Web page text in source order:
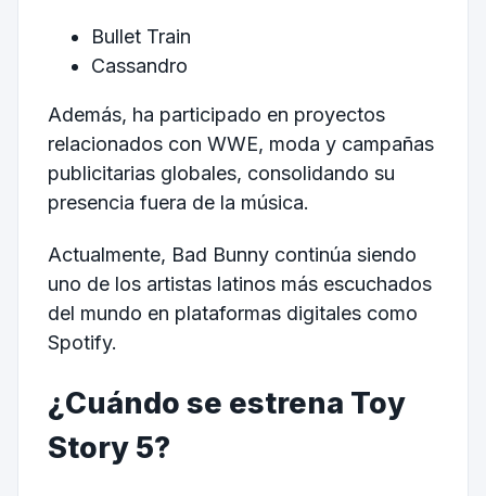
Bullet Train
Cassandro
Además, ha participado en proyectos
relacionados con WWE, moda y campañas
publicitarias globales, consolidando su
presencia fuera de la música.
Actualmente, Bad Bunny continúa siendo
uno de los artistas latinos más escuchados
del mundo en plataformas digitales como
Spotify.
¿Cuándo se estrena Toy
Story 5?